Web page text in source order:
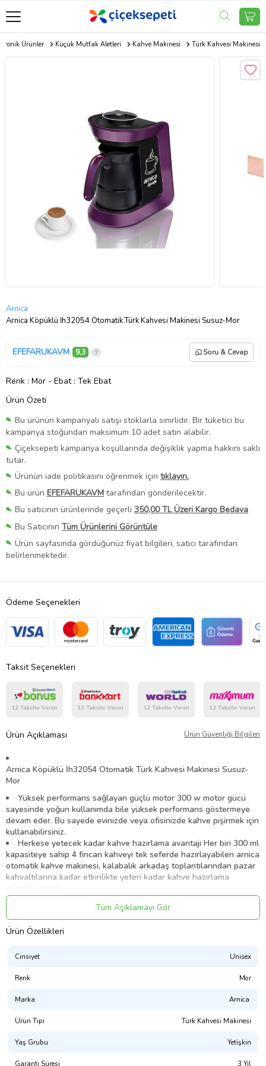
Ürünler Küçük Mutfak Aletleri Kahve Makinesi Türk Kahvesi Makinesi
Arnica
Arnica Köpüklü İh32054 Otomatik Türk Kahvesi Makinesi Susuz-Mor
EFEFARUKAVM 9,3 Soru & Cevap
Renk : Mor - Ebat : Tek Ebat
Ürün Özeti
Bu ürünün kampanyalı satışı stoklarla sınırlıdır. Bir tüketici bu
kampanya stoğundan maksimum 10 adet satın alabilir.
Çiçeksepeti kampanya koşullarında değişiklik yapma hakkını saklı
tutar.
Ürünün iade politikasını öğrenmek için tıklayın.
Bu ürün EFEFARUKAVM tarafından gönderilecektir.
Bu satıcının ürünlerinde geçerli 350,00 TL Üzeri Kargo Bedava
Bu Satıcının Tüm Ürünlerini Görüntüle
Ürün sayfasında gördüğünüz fiyat bilgileri, satıcı tarafından
belirlenmektedir.
Ödeme Seçenekleri
Taksit Seçenekleri
Ürün Açıklaması Ürün Güvenliği Bilgileri
Arnica Köpüklü İh32054 Otomatik Türk Kahvesi Makinesi Susuz-
Mor
Yüksek performans sağlayan güçlü motor 300 w motor gücü
sayesinde yoğun kullanımda bile yüksek performans göstermeye
devam eder. Bu sayede evinizde veya ofisinizde kahve pişirmek için
kullanabilirsiniz.
Herkese yetecek kadar kahve hazırlama avantajı Her biri 300 ml
kapasiteye sahip 4 fincan kahveyi tek seferde hazırlayabilen arnica
otomatik kahve makinesi, kalabalık arkadaş toplantılarından pazar
kahvaltılarına kadar etkinlikte yeteri kadar kahve hazırlama
avantajı sunar.
Tek tuş ile kolay kontrol Sadece bir adet kontrol tuşu bulunan
ve tüm ayarları sizin için otomatik olarak yapan arnica otomatik
kahve makinesi, herkesin kullanabileceği kadar pratiktir.
Güvenli kullanım sağlayan çift emniyet sistemi Aşırı ısınma
güvenli bir kullanım sunar. Bu çift emniyet sistemi sayesinde hem
Damlama önleyici özel dökme ağzı tasarımı Damlama yapmayan
fincana boşaltabilir, kahve haznesini sağ veya sol eliniz ile konforlu
Yıkanabilir kahve haznesi ile hijyenik kullanım Tamamen
bulaşık makinesinde yıkanabilir özelliktedir. Bu tasarım sayesinde
Tüm Açıklamayı Gör
Ürün Özellikleri
Cinsiyet Unisex
Renk Mor
Marka Arnica
Ürün Tipi Türk Kahvesi Makinesi
Yaş Grubu Yetişkin
Garanti Süresi 3 Yıl